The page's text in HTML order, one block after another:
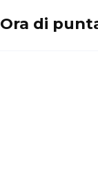
Ora di